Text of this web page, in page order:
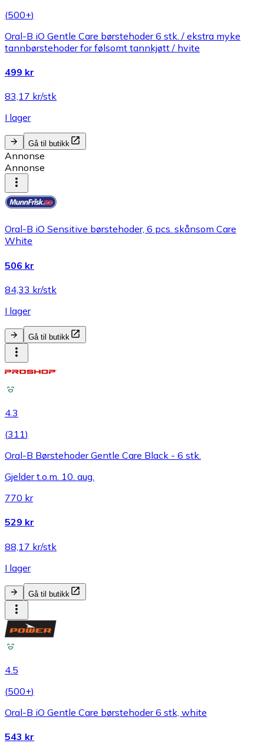
(500+)
Oral-B iO Gentle Care børstehoder 6 stk. / ekstra myke
tannbørstehoder for følsomt tannkjøtt / hvite
499 kr
83,17 kr/stk
I lager
Gå til butikk
Annonse
Annonse
Oral-B iO Sensitive børstehoder, 6 pcs. skånsom Care
White
506 kr
84,33 kr/stk
I lager
Gå til butikk
4.3
(311)
Oral-B Børstehoder Gentle Care Black - 6 stk.
Gjelder t.o.m. 10. aug.
770 kr
529 kr
88,17 kr/stk
I lager
Gå til butikk
4.5
(500+)
Oral-B iO Gentle Care børstehoder 6 stk, white
543 kr